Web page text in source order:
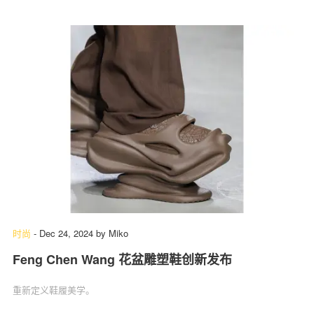
时尚 - Dec 24, 2024 by Miko
Feng Chen Wang 花盆雕塑鞋创新发布
重新定义鞋履美学。